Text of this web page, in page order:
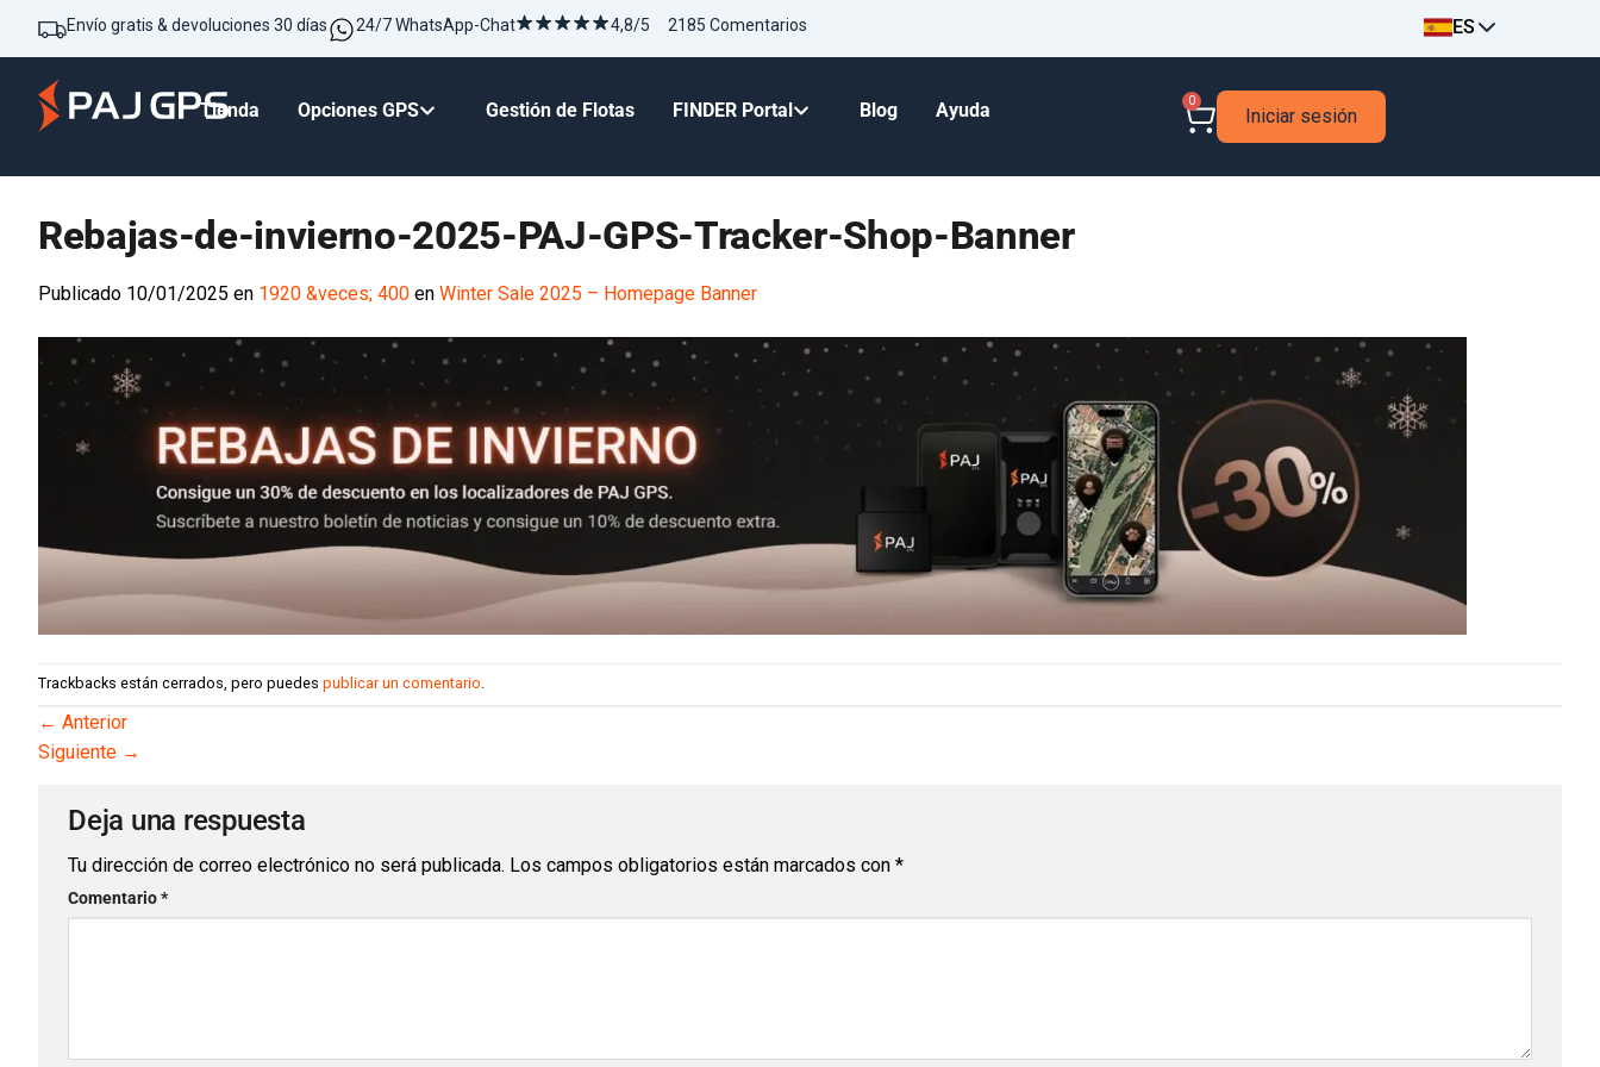
Envío gratis & devoluciones 30 días 24/7 WhatsApp-Chat 4,8/5 2185 Comentarios ES
Tienda Opciones GPS Gestión de Flotas FINDER Portal Blog Ayuda 0
Iniciar sesión
Rebajas-de-invierno-2025-PAJ-GPS-Tracker-Shop-Banner
Publicado 10/01/2025 en 1920 &veces; 400 en Winter Sale 2025 – Homepage Banner
Trackbacks están cerrados, pero puedes publicar un comentario
← Anterior
Siguiente →
Deja una respuesta
Tu dirección de correo electrónico no será publicada. Los campos obligatorios están marcados con *
Comentario*